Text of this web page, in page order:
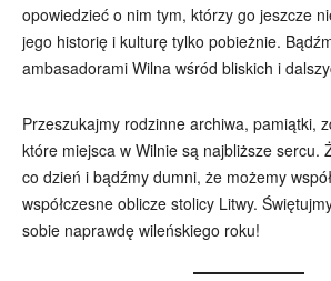
opowiedzieć o nim tym, którzy go jeszcze
jego historię i kulturę tylko pobieżnie.
ambasadorami Wilna wśród bliskich i
Przeszukajmy rodzinne archiwa, pamiątki,
które miejsca w Wilnie są najbliższe sercu.
co dzień i bądźmy dumni, że możemy
współczesne oblicze stolicy Litwy.
sobie naprawdę wileńskiego roku!